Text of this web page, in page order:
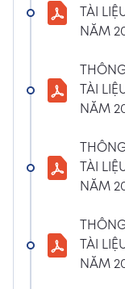
THÔNG
LIỆU
01/04/2024
4:00 PM
CBTT về
Thùy
04/03/2024
11:29 AM
hiện
năm 2024
30/01/2024
TÀI
NĂM
TÀI
NĂM
TÀI
NĂM
TÀI
NĂM